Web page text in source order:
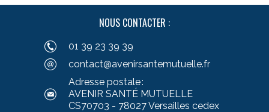
NOUS CONTACTER :
01 39 23 39 39
contact@avenirsantemutuelle.fr
Adresse postale :
AVENIR SANTÉ MUTUELLE
CS70703 - 78027 Versailles cedex